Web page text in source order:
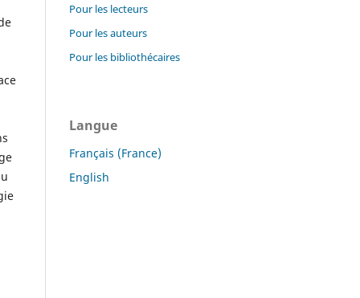
Pour les lecteurs
Pour les auteurs
Pour les bibliothécaires
Langue
Français (France)
English